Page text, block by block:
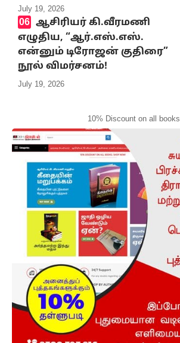
July 19, 2026
ஆசிரியர் கி.வீரமணி
எழுதிய, “ஆர்.எஸ்.எஸ்.
என்னும் டிரோஜன் குதிரை”
நூல் விமர்சனம்!
July 19, 2026
10% Discount on all books